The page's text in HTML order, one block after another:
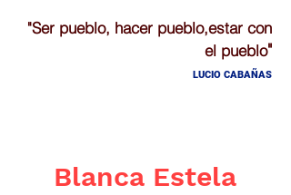
"Ser pueblo, hacer pueblo,estar con
el pueblo"
LUCIO CABAÑAS
Blanca Estela